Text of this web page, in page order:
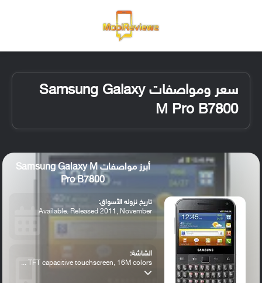
سعر ومواصفات Samsung Galaxy
M Pro B7800
أبرز مواصفات Samsung Galaxy M
Pro B7800
تاريخ نزوله الأسواق:
Available. Released 2011, November
الشاشة:
TFT capacitive touchscreen, 16M colors ...